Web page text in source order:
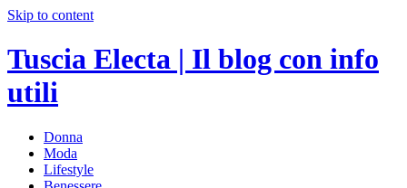
Skip to content
Tuscia Electa | Il blog con info
utili
Donna
Moda
Lifestyle